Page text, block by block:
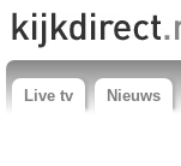
Live tv Nieuws